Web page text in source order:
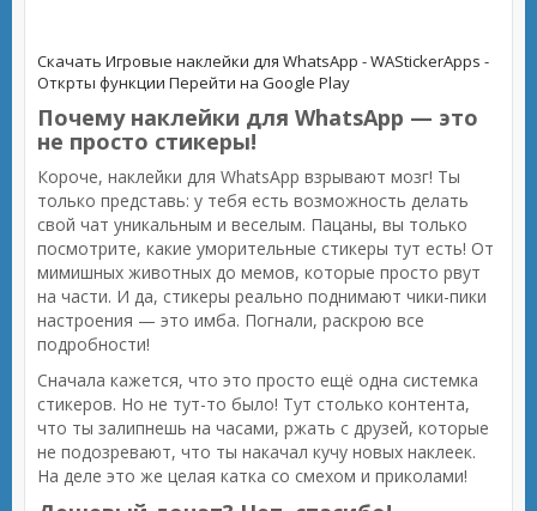
Скачать Игровые наклейки для WhatsApp - WAStickerApps -
Открты функции Перейти на Google Play
Почему наклейки для WhatsApp — это
не просто стикеры!
Короче, наклейки для WhatsApp взрывают мозг! Ты
только представь: у тебя есть возможность делать
свой чат уникальным и веселым. Пацаны, вы только
посмотрите, какие уморительные стикеры тут есть! От
мимишных животных до мемов, которые просто рвут
на части. И да, стикеры реально поднимают чики-пики
настроения — это имба. Погнали, раскрою все
подробности!
Сначала кажется, что это просто ещё одна системка
стикеров. Но не тут-то было! Тут столько контента,
что ты залипнешь на часами, ржать с друзей, которые
не подозревают, что ты накачал кучу новых наклеек.
На деле это же целая катка со смехом и приколами!